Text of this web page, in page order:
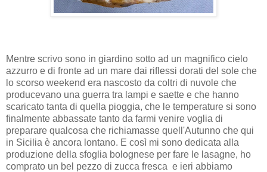
Mentre scrivo sono in giardino sotto ad un magnifico cielo
azzurro e di fronte ad un mare dai riflessi dorati del sole che
lo scorso weekend era nascosto da coltri di nuvole che
producevano una guerra tra lampi e saette e che hanno
scaricato tanta di quella pioggia, che le temperature si sono
finalmente abbassate tanto da farmi venire voglia di
preparare qualcosa che richiamasse quell'Autunno che qui
in Sicilia è ancora lontano. E così mi sono dedicata alla
produzione della sfoglia bolognese per fare le lasagne, ho
comprato un bel pezzo di zucca fresca e ieri abbiamo